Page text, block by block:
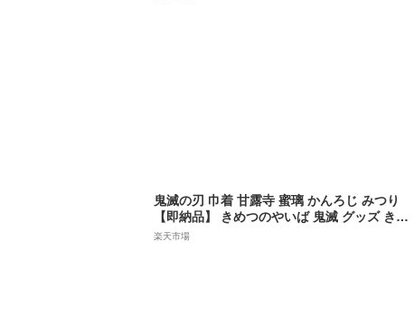
鬼滅の刃 巾着 甘露寺 蜜璃 かんろじ みつり
【即納品】 きめつのやいば 鬼滅 グッズ きん
ちゃく 袋 鬼殺隊 柱
楽天市場